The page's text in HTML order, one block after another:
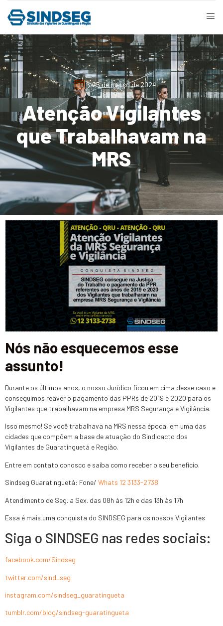
25 de março de 2024
Atenção Vigilantes
que Trabalhavam na
MRS
Nós não esquecemos esse
assunto!
Durante os últimos anos, o nosso Jurídico ficou em cima desse caso e
conseguimos reaver o pagamento das PPRs de 2019 e 2020 para os
Vigilantes que trabalhavam na empresa MRS Segurança e Vigilância.
Isso mesmo! Se você trabalhava na MRS nessa época, em uma das
cidades que compõem a base de atuação do Sindicacto dos
Vigilantes de Guaratinguetá e Região.
Entre em contato conosco e saiba como receber o seu benefício.
Sindseg Guaratinguetá: Fone/ Whats 12 3133-2738
Atendimento de Seg. a Sex. das 08h às 12h e das 13h às 17h
Essa é mais uma conquista do SINDSEG para os nossos Vigilantes
Siga o SINDSEG nas redes sociais:
facebook.com/Sindseg
twitter.com/sind_seg
instagram.com/sindseg_guaratingueta
tumblr.com/blog/sindseg-guaratingueta